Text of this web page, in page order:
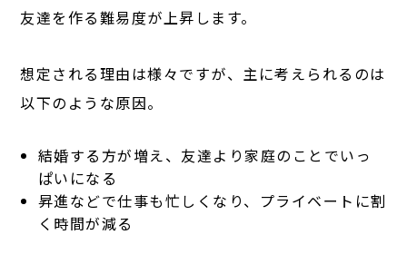
友達を作る難易度が上昇します。
想定される理由は様々ですが、主に考えられるのは
以下のような原因。
結婚する方が増え、友達より家庭のことでいっ
ぱいになる
昇進などで仕事も忙しくなり、プライベートに割
く時間が減る